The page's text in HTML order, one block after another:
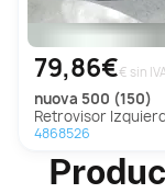
79,86€€ sin
nuova 500 (150)
Retrovisor Izquierdo Para Fiat
4868526